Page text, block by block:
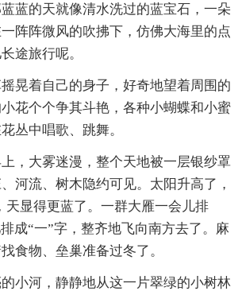
蓝的天就像清水洗过的蓝宝石，一朵
阵阵微风的吹拂下，仿佛大海里的点
途旅行呢。
晃着自己的身子，好奇地望着周围的
花个个争其斗艳，各种小蝴蝶和小蜜
丛中唱歌、跳舞。
，大雾迷漫，整个天地被一层银纱罩
河流、树木隐约可见。太阳升高了，
天显得更蓝了。一群大雁一会儿排
成“一”字，整齐地飞向南方去了。麻
食物、垒巢准备过冬了。
小河，静静地从这一片翠绿的小树林